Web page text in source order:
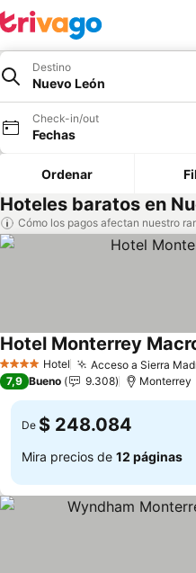
Destino
Nuevo León
Check-in/out
Fechas
Ordenar
Hoteles baratos en
Cómo los pagos afectan nuestro
4 EstrellasHotel Acceso a Sierra
Hotel Monterrey
7,9 Bueno 9.308 Monterrey
De $ 248.084
Mira precios de 12 páginas